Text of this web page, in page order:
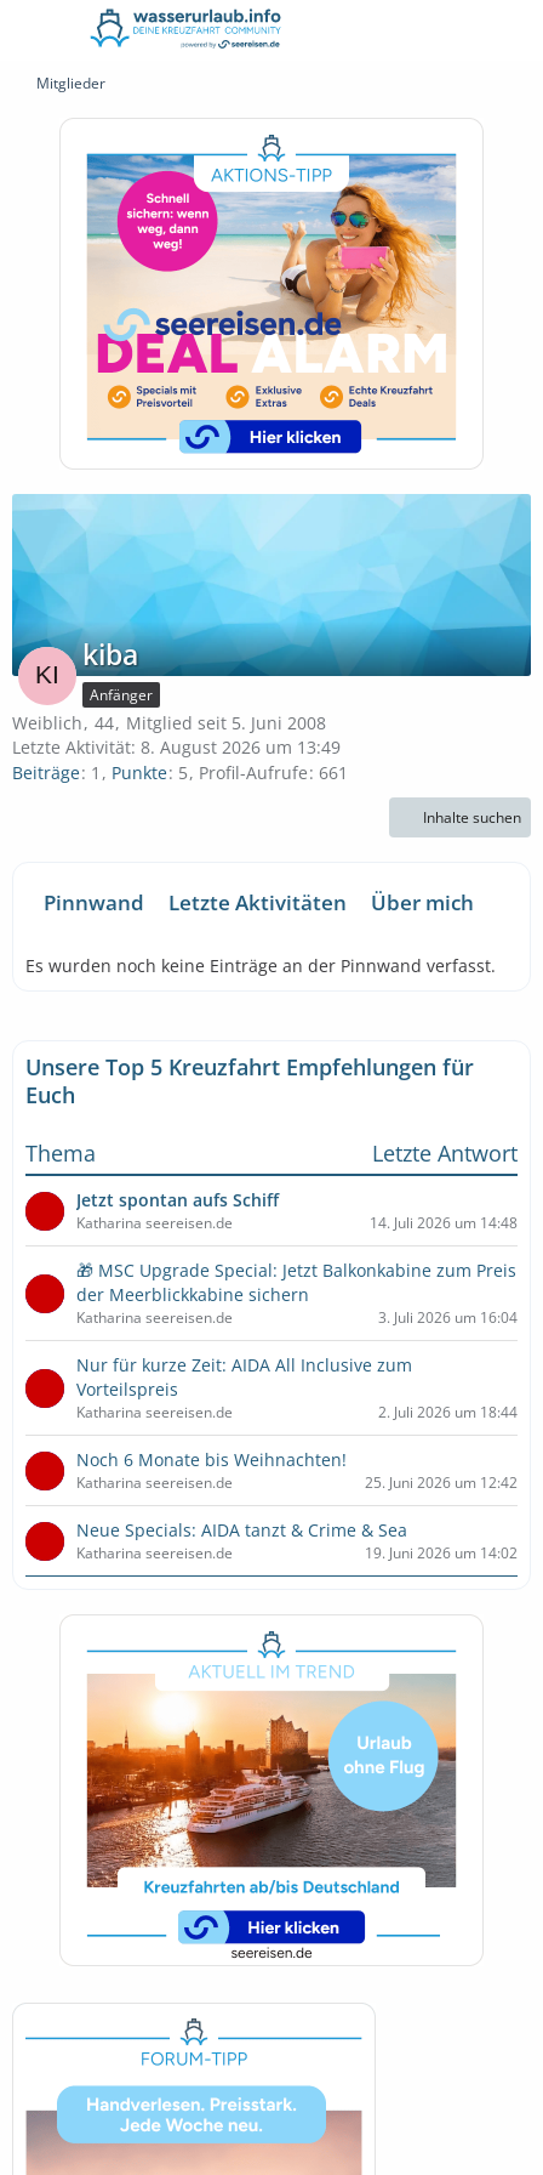
Mitglieder
kiba
Anfänger
Weiblich 44 Mitglied seit 5. Juni 2008
Letzte Aktivität: 8. August 2026 um 13:49
Beiträge 1 Punkte 5 Profil-Aufrufe 661
Inhalte suchen
Pinnwand Letzte Aktivitäten Über mich
Es wurden noch keine Einträge an der Pinnwand verfasst.
Unsere Top 5 Kreuzfahrt Empfehlungen für
Euch
Thema
Letzte Antwort
Jetzt spontan aufs Schiff
Katharina seereisen.de 14. Juli 2026 um 14:48
🎁 MSC Upgrade Special: Jetzt Balkonkabine zum Preis
der Meerblickkabine sichern
Katharina seereisen.de 3. Juli 2026 um 16:04
Nur für kurze Zeit: AIDA All Inclusive zum
Vorteilspreis
Katharina seereisen.de 2. Juli 2026 um 18:44
Noch 6 Monate bis Weihnachten!
Katharina seereisen.de 25. Juni 2026 um 12:42
Neue Specials: AIDA tanzt & Crime & Sea
Katharina seereisen.de 19. Juni 2026 um 14:02